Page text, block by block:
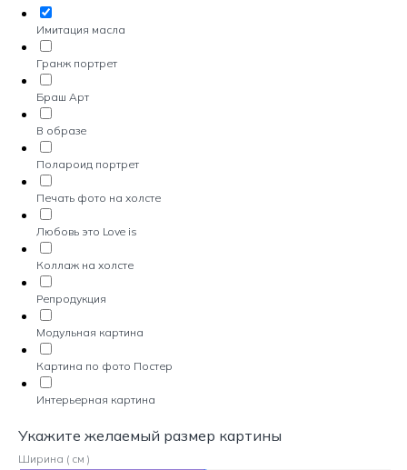
Имитация масла
Гранж портрет
Браш Арт
В образе
Полароид портрет
Печать фото на холсте
Любовь это Love is
Коллаж на холсте
Репродукция
Модульная картина
Картина по фото Постер
Интерьерная картина
Укажите желаемый размер картины
Ширина ( см )